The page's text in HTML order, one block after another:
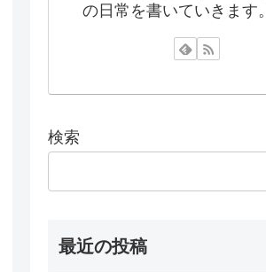
の日常を書いていきます。
検索
最近の投稿